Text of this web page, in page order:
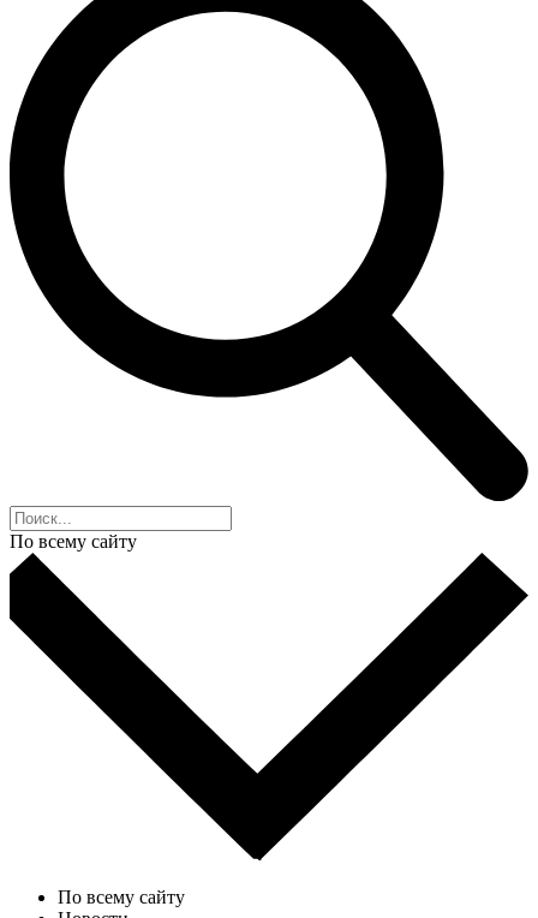
По всему сайту
По всему сайту